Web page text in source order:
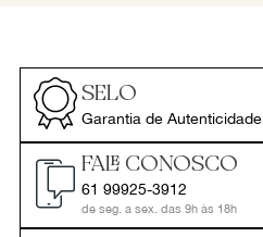
SELO
Garantia de Autenticidade
FALE CONOSCO
61 99925-3912
de seg. a sex. das 9h às 18h